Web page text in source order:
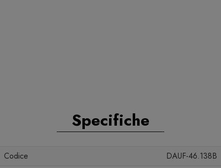
Specifiche
Codice
DAUF-46.138B